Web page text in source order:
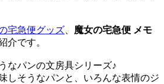
宅急便グッズ
魔女の宅急便 メモ
介です。
なパンの文房具シリーズ♪
しそうなパンと、いろんな表情のジ